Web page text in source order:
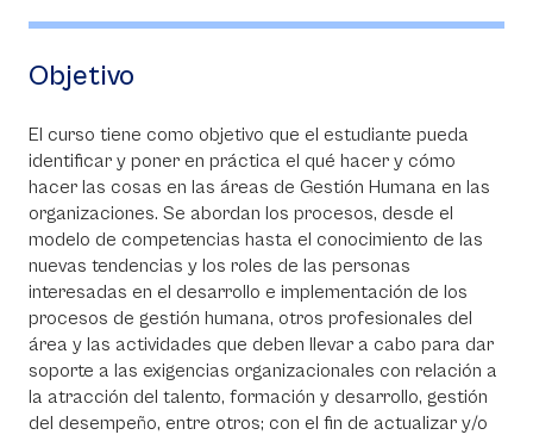
Objetivo
El curso tiene como objetivo que el estudiante pueda
identificar y poner en práctica el qué hacer y cómo
hacer las cosas en las áreas de Gestión Humana en las
organizaciones. Se abordan los procesos, desde el
modelo de competencias hasta el conocimiento de las
nuevas tendencias y los roles de las personas
interesadas en el desarrollo e implementación de los
procesos de gestión humana, otros profesionales del
área y las actividades que deben llevar a cabo para dar
soporte a las exigencias organizacionales con relación a
la atracción del talento, formación y desarrollo, gestión
del desempeño, entre otros; con el fin de actualizar y/o